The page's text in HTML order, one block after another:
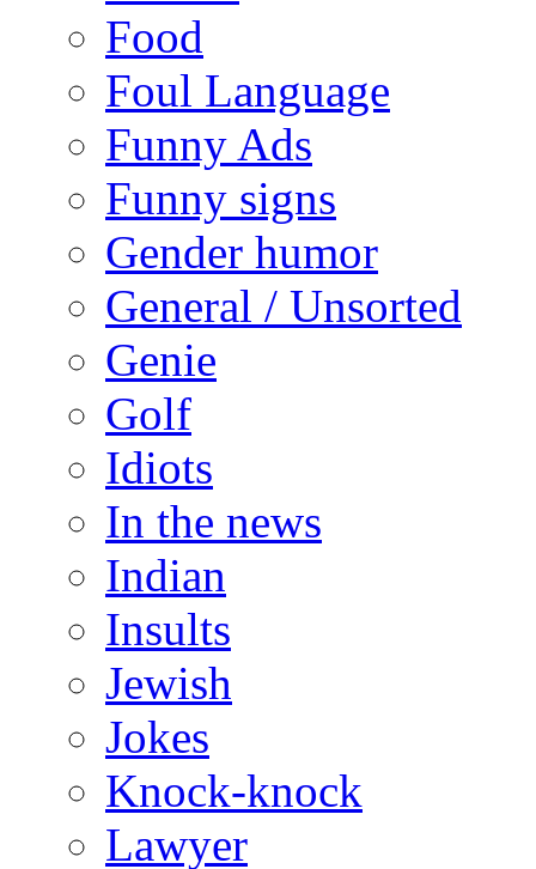
Food
Foul Language
Funny Ads
Funny signs
Gender humor
General / Unsorted
Genie
Golf
Idiots
In the news
Indian
Insults
Jewish
Jokes
Knock-knock
Lawyer